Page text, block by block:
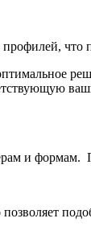
что
и формам.